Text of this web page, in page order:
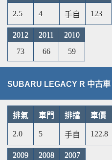
2.5 4 手自 123
2012 2011
2010
73
66 59
SUBARU LEGACY R 中古車
排氣 車門 排擋 車價
2.0 5 手自 122.8
2009 2008
2007